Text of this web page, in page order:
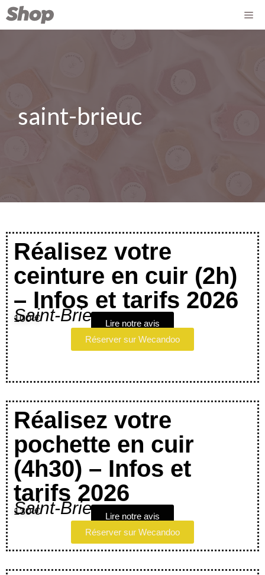
saint-brieuc
Réalisez votre
ceinture en cuir (2h)
– Infos et tarifs 2026
Saint-Brieuc
100 €
Lire notre avis
Réserver sur Wecandoo
Réalisez votre
pochette en cuir
(4h30) – Infos et
tarifs 2026
Saint-Brieuc
130 €
Lire notre avis
Réserver sur Wecandoo